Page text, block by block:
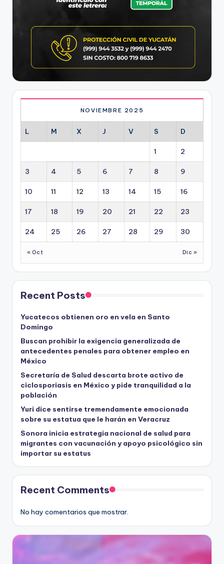
NOVIEMBRE 2025
L M X J V S D
1 2
3 4 5 6 7 8 9
10 11 12 13 14 15 16
17 18 19 20 21 22 23
24 25 26 27 28 29 30
« Oct Dic »
Recent Posts
Yucatecos obtienen oro en vela en Santo
Domingo
Buscan prohibir la exigencia generalizada de
antecedentes penales para obtener empleo en
México
Secretaría de Salud descarta brote activo de
ciclosporiasis en México y pide tranquilidad a la
población
Yuri dice sentirse tremendamente emocionada
sobre su estatua que le harán en Veracruz
Sonora inicia estrategia nacional de salud para
migrantes con vacunación y apoyo psicológico sin
importar su estatus
Recent Comments
No hay comentarios que mostrar.